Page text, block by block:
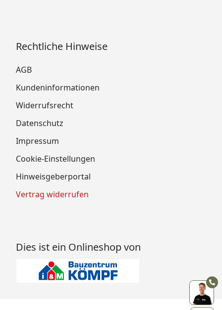
Rechtliche Hinweise
AGB
Kundeninformationen
Widerrufsrecht
Datenschutz
Impressum
Cookie-Einstellungen
Hinweisgeberportal
Vertrag widerrufen
Dies ist ein Onlineshop von